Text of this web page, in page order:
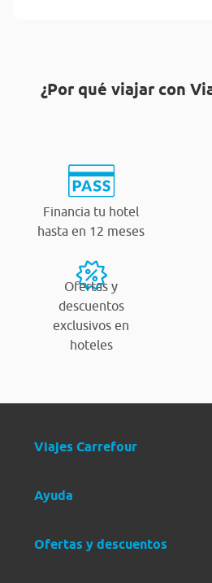
¿Por qué viajar con
Financia tu hotel
hasta en 12 meses
Ofertas y
descuentos
exclusivos en
hoteles
Viajes Carrefour
Ayuda
Ofertas y descuentos